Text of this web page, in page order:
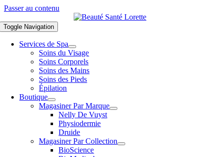
Passer au contenu
Toggle Navigation
Services de Spa
Soins du Visage
Soins Corporels
Soins des Mains
Soins des Pieds
Épilation
Boutique
Magasiner Par Marque
Nelly De Vuyst
Physiodermie
Druide
Magasiner Par Collection
BioScience